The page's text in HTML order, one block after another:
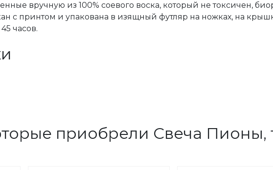
вручную из 100% соевого воска, который не токсичен,
с принтом и упакована в изящный футляр на ножках, на
часов.
приобрели Свеча Пионы,